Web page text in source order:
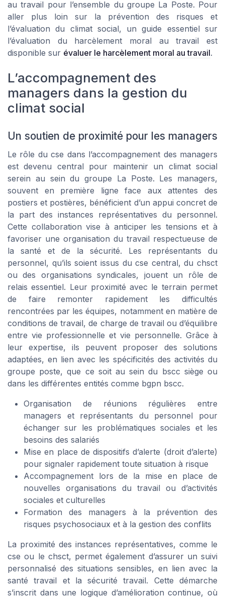
au travail pour l’ensemble du groupe La Poste. Pour
aller plus loin sur la prévention des risques et
l’évaluation du climat social, un guide essentiel sur
l’évaluation du harcèlement moral au travail est
disponible sur évaluer le harcèlement moral au travail.
L’accompagnement des
managers dans la gestion du
climat social
Un soutien de proximité pour les managers
Le rôle du cse dans l’accompagnement des managers
est devenu central pour maintenir un climat social
serein au sein du groupe La Poste. Les managers,
souvent en première ligne face aux attentes des
postiers et postières, bénéficient d’un appui concret de
la part des instances représentatives du personnel.
Cette collaboration vise à anticiper les tensions et à
favoriser une organisation du travail respectueuse de
la santé et de la sécurité. Les représentants du
personnel, qu’ils soient issus du cse central, du chsct
ou des organisations syndicales, jouent un rôle de
relais essentiel. Leur proximité avec le terrain permet
de faire remonter rapidement les difficultés
rencontrées par les équipes, notamment en matière de
conditions de travail, de charge de travail ou d’équilibre
entre vie professionnelle et vie personnelle. Grâce à
leur expertise, ils peuvent proposer des solutions
adaptées, en lien avec les spécificités des activités du
groupe poste, que ce soit au sein du bscc siège ou
dans les différentes entités comme bgpn bscc.
Organisation de réunions régulières entre
managers et représentants du personnel pour
échanger sur les problématiques sociales et les
besoins des salariés
Mise en place de dispositifs d’alerte (droit d’alerte)
pour signaler rapidement toute situation à risque
Accompagnement lors de la mise en place de
nouvelles organisations du travail ou d’activités
sociales et culturelles
Formation des managers à la prévention des
risques psychosociaux et à la gestion des conflits
La proximité des instances représentatives, comme le
cse ou le chsct, permet également d’assurer un suivi
personnalisé des situations sensibles, en lien avec la
santé travail et la sécurité travail. Cette démarche
s’inscrit dans une logique d’amélioration continue, où